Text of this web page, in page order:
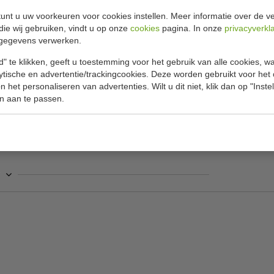
u uw voorkeuren voor cookies instellen. Meer informatie over de
wij gebruiken, vindt u op onze cookies pagina. In onze
verwerken.
te klikken, geeft u toestemming voor het gebruik van alle cookies,
en advertentie/trackingcookies. Deze worden gebruikt voor het
het personaliseren van advertenties. Wilt u dit niet, klik dan op
aan te passen.
46 cm
bewaren, te transporteren, te laten rijzen en
broodjeszaak en delicatessenzaak.
te ontwikkelen en kan heel handig
u er een deksel op doet (CW801), welke
ronde en gladde randen maken hem ook
Model
H x B x D